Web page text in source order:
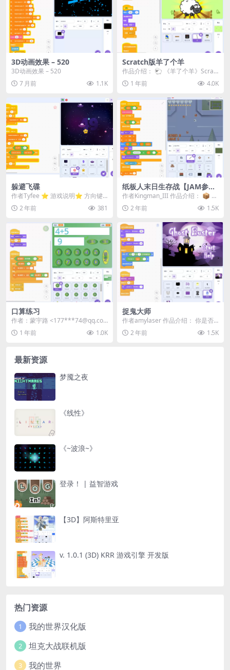
3D动画效果 – 520
3D动画效果 – 520
7 月前
1.1K
Scratch版羊了个羊
作品介绍： 🐑 《羊了个羊》Scratc
h版，是经典小游戏“羊了个羊”的Sc
ra...1 年前 4.0K
躲避飞碟
作者Tyfee ⭐️ 游戏说明⭐ 方向键
或WASD移动 躲避UFO 收集彩色星
星...2 年前 381
纸板人末日生存战【JAM参赛
作品】
作者Kingman_III 作品介绍： 📦 你
的社区正遭遇神秘纸板人的入侵！
化...2 年前 1.5K
口算练习
作者：蒙宇路 <177***74@qq.co
m> | 站内用户投稿 ...
1 年前 1.0K
捉鬼大师
作者amylaser 作品介绍： 你是否
曾好奇探索邻近的那个阴森大宅？
如果没有，...
2 年前 1.5K
最新资源
梦魇之夜
《线性》
《~波浪~》
登录！ | 益智游戏
【3D】阿斯特里亚
v. 1.0.1 (3D) KRR 游戏引擎 开发版
热门资源
1 我的世界汉化版
2 坦克大战联机版
3 我的世界